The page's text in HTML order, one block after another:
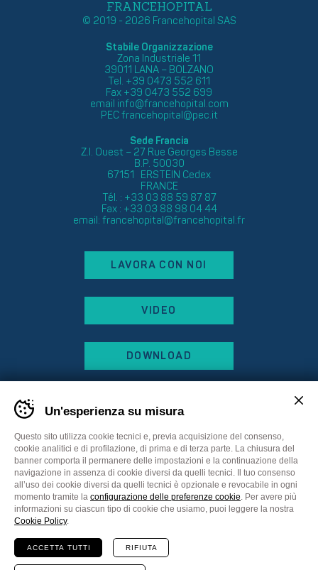
FRANCEHOPITAL
© 2019 - 2026 Francehopital SAS
Stabile Organizzazione
Zona Industriale 11
39011 LANA – BOLZANO
Tel. +39 0473 552 611
Fax +39 0473 552 699
email info@francehopital.com
PECfrancehopital@pec.it
Sede Francia
Z.I. Ouest – 27 Rue Georges Besse
B.P. 50030
67151 ERSTEIN Cedex
FRANCE
Tél. : +33 03 88 59 87 87
Fax : +33 03 88 98 04 44
email: francehopital@francehopital.fr
LAVORA CON NOI
VIDEO
DOWNLOAD
Sitemap Privacy Policy
Cookie Policy
ComunicazionePlus Communications
Website
Un'esperienza su misura
Questo sito utilizza cookie tecnici e, previa acquisizione del consenso,
cookie analitici e di profilazione, di prima e di terza parte. La chiusura del
banner comporta il permanere delle impostazioni e la continuazione della
navigazione in assenza di cookie diversi da quelli tecnici. Il tuo consenso
all’uso dei cookie diversi da quelli tecnici è opzionale e revocabile in ogni
momento tramite la configurazione delle preferenze cookie. Per avere più
informazioni su ciascun tipo di cookie che usiamo, puoi leggere la nostra
Cookie Policy.
ACCETTA TUTTI RIFIUTA